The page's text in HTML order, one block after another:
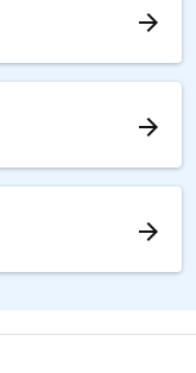
arrow_forward
arrow_forward
arrow_forward